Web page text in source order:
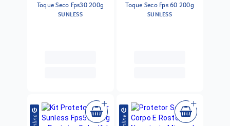
Toque Seco Fps30 200g
SUNLESS
Toque Seco Fps 60 200g
SUNLESS